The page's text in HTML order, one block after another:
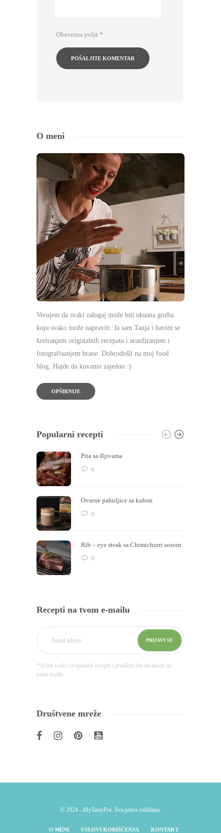
Obavezna polja *
O meni
Verujem da svaki zalogaj može biti ukusna gozba
koju svako može napraviti. Ja sam Tanja i bavim se
kreiranjem originalnih recepata i aranžiranjem i
fotografisanjem hrane. Dobrodošli na moj food
blog. Hajde da kuvamo zajedno :)
OPŠIRNIJE
Popularni recepti
Pita sa šljivama
0
Ovsene pahuljice sa kafom
0
Rib – eye steak sa Chimichurri sosom
0
Recepti na tvom e-mailu
* Uvek sveži i originalni recepti i predlozi šta da kuvaš na
tvom mailu
Društvene mreže
© 2024 - MyTastyPot. Sva prava zadržana.
O MENI USLOVI KORIŠĆENJA KONTAKT